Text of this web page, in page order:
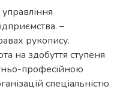
–
рукопису.
на здобуття ступеня
професійною
спеціальністю